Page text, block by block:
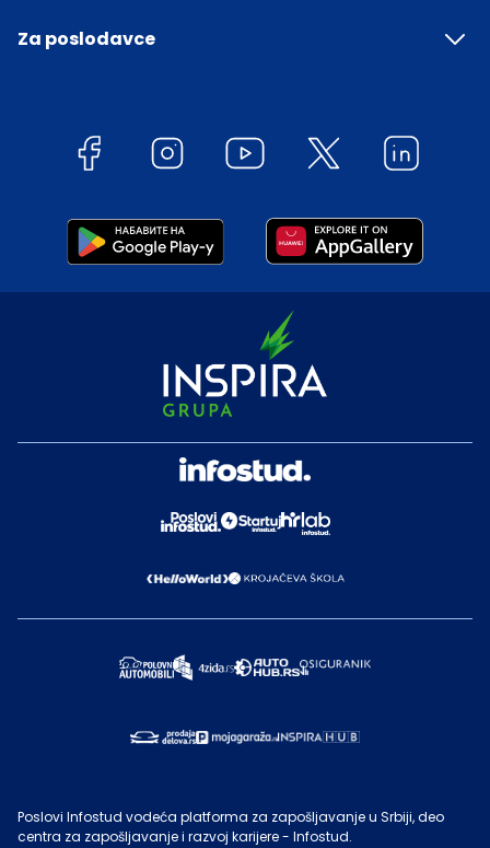
Za poslodavce
Poslovi Infostud vodeća platforma za zapošljavanje u Srbiji, deo
centra za zapošljavanje i razvoj karijere - Infostud.